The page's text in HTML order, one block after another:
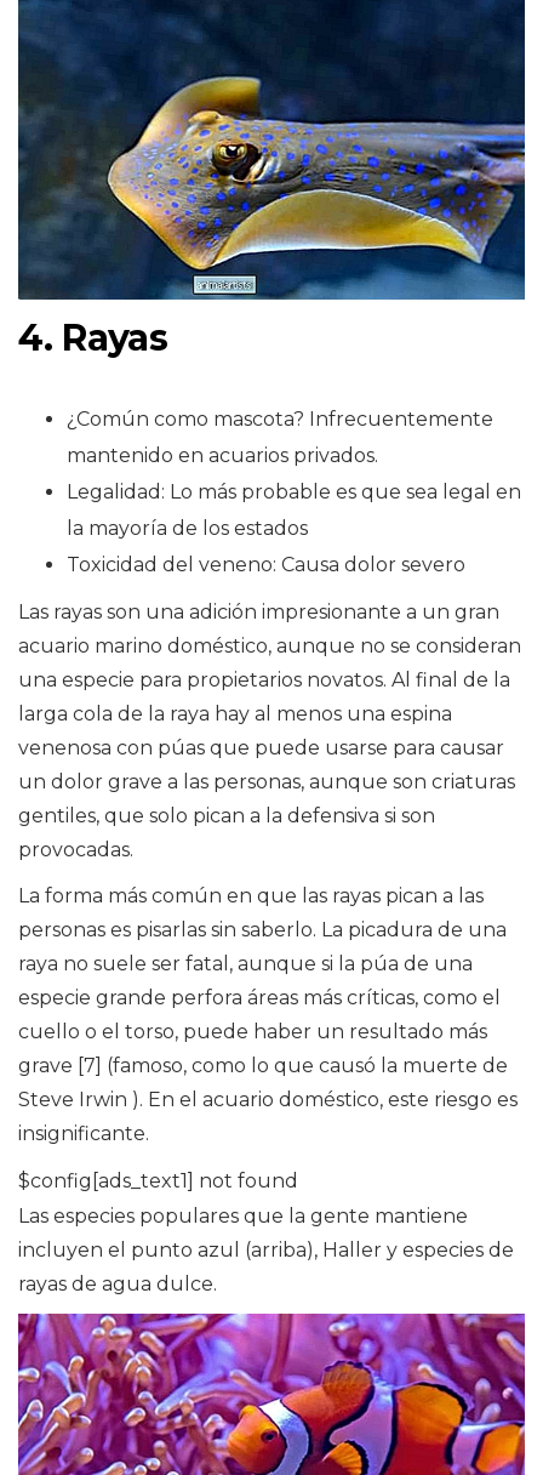
4. Rayas
¿Común como mascota? Infrecuentemente
mantenido en acuarios privados.
Legalidad: Lo más probable es que sea legal en
la mayoría de los estados
Toxicidad del veneno: Causa dolor severo
Las rayas son una adición impresionante a un gran
acuario marino doméstico, aunque no se consideran
una especie para propietarios novatos. Al final de la
larga cola de la raya hay al menos una espina
venenosa con púas que puede usarse para causar
un dolor grave a las personas, aunque son criaturas
gentiles, que solo pican a la defensiva si son
provocadas.
La forma más común en que las rayas pican a las
personas es pisarlas sin saberlo. La picadura de una
raya no suele ser fatal, aunque si la púa de una
especie grande perfora áreas más críticas, como el
cuello o el torso, puede haber un resultado más
grave [7] (famoso, como lo que causó la muerte de
Steve Irwin ). En el acuario doméstico, este riesgo es
insignificante.
$config[ads_text1] not found
Las especies populares que la gente mantiene
incluyen el punto azul (arriba), Haller y especies de
rayas de agua dulce.